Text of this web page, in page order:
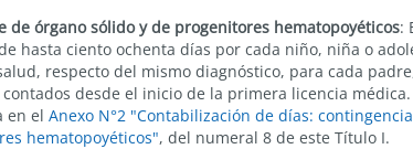
de órgano sólido y de progenitores hematopoyéticos:
hasta ciento ochenta días por cada niño, niña o
respecto del mismo diagnóstico, para cada
desde el inicio de la primera licencia
en el Anexo N°2 "Contabilización de días:
hematopoyéticos", del numeral 8 de este Título I.